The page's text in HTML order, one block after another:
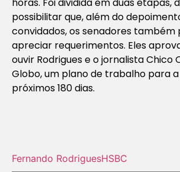
possibilitar que, além do
convidados, os senadores também
apreciar requerimentos. Eles
ouvir Rodrigues e o jornalista Chico
Globo, um plano de trabalho para a
próximos 180 dias.
Fernando RodriguesHSBC